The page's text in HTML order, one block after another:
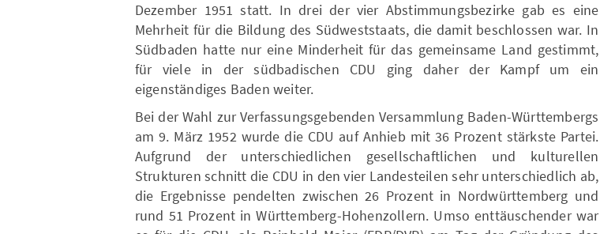
Dezember 1951 statt. In drei der vier Abstimmungsbezirke gab es eine
Mehrheit für die Bildung des Südweststaats, die damit beschlossen war. In
Südbaden hatte nur eine Minderheit für das gemeinsame Land gestimmt,
für viele in der südbadischen CDU ging daher der Kampf um ein
eigenständiges Baden weiter.
Bei der Wahl zur Verfassungsgebenden Versammlung Baden-Württembergs
am 9. März 1952 wurde die CDU auf Anhieb mit 36 Prozent stärkste Partei.
Aufgrund der unterschiedlichen gesellschaftlichen und kulturellen
Strukturen schnitt die CDU in den vier Landesteilen sehr unterschiedlich ab,
die Ergebnisse pendelten zwischen 26 Prozent in Nordwürttemberg und
rund 51 Prozent in Württemberg-Hohenzollern. Umso enttäuschender war